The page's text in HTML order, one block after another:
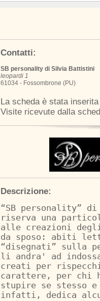
Contatti:
SB personality di Silvia Battistini
leopardi 1
61034 - Fossombrone (PU)
La scheda è stata
Visite ricevute dalla
Descrizione:
“SB personality”
riserva una
alle creazioni
da sposo: abiti
“disegnati” sulla
li andra' ad
creati per
carattere, per chi
stupire se
infatti, dedica